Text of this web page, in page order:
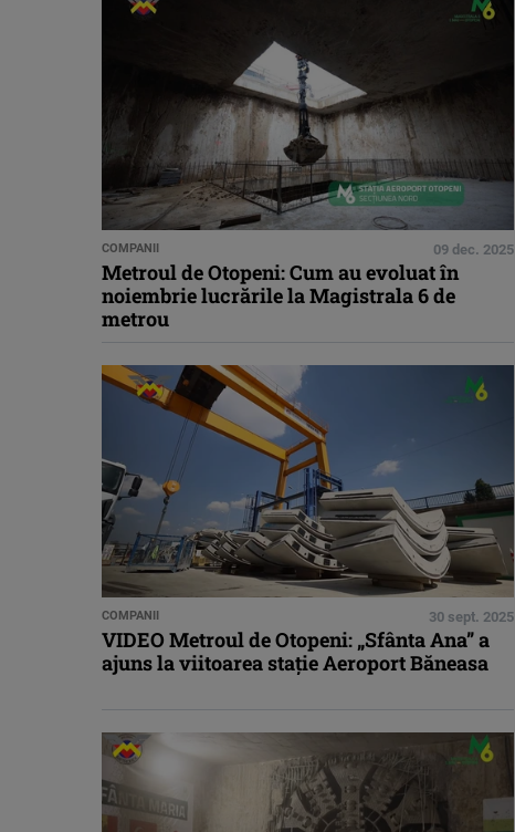
COMPANII 09 dec. 2025
Metroul de Otopeni: Cum au evoluat în
noiembrie lucrările la Magistrala 6 de
metrou
COMPANII 30 sept. 2025
VIDEO Metroul de Otopeni: „Sfânta Ana” a
ajuns la viitoarea stație Aeroport Băneasa